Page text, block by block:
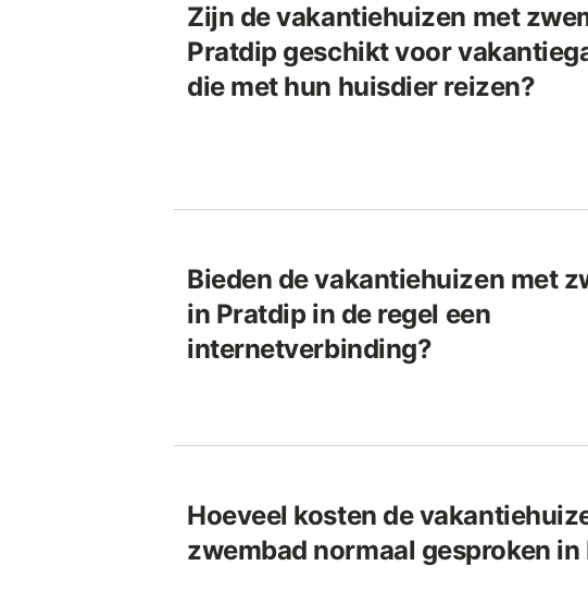
Zijn de vakantiehuizen met
Pratdip geschikt voor
die met hun huisdier reizen?
Bieden de vakantiehuizen met
in Pratdip in de regel een
internetverbinding?
Hoeveel kosten de
zwembad normaal gesproken in